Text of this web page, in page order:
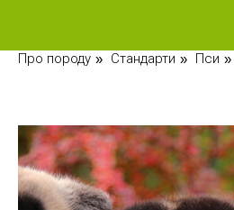
Про породу » Стандарти » Пси »